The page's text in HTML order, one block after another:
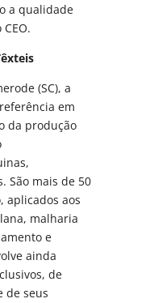
a qualidade
(SC), a
em
da produção
São mais de 50
aplicados aos
malharia
e
ainda
de
de seus